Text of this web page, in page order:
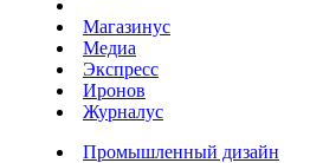
Магазинус
Медиа
Экспресс
Иронов
Журналус
Промышленный дизайн